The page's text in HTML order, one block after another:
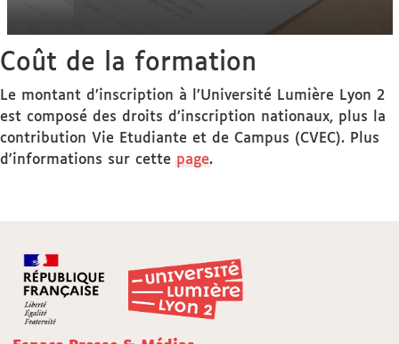
Coût de la formation
Le montant d’inscription à l’Université Lumière Lyon 2
est composé des droits d’inscription nationaux, plus la
contribution Vie Etudiante et de Campus (CVEC). Plus
d'informations sur cette page.